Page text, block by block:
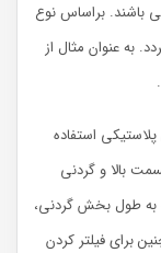
باشند. براساس نوع
به عنوان مثال از
استفاده
بالا و گردنی
به طول بخش گردنی،
برای فیلتر کردن